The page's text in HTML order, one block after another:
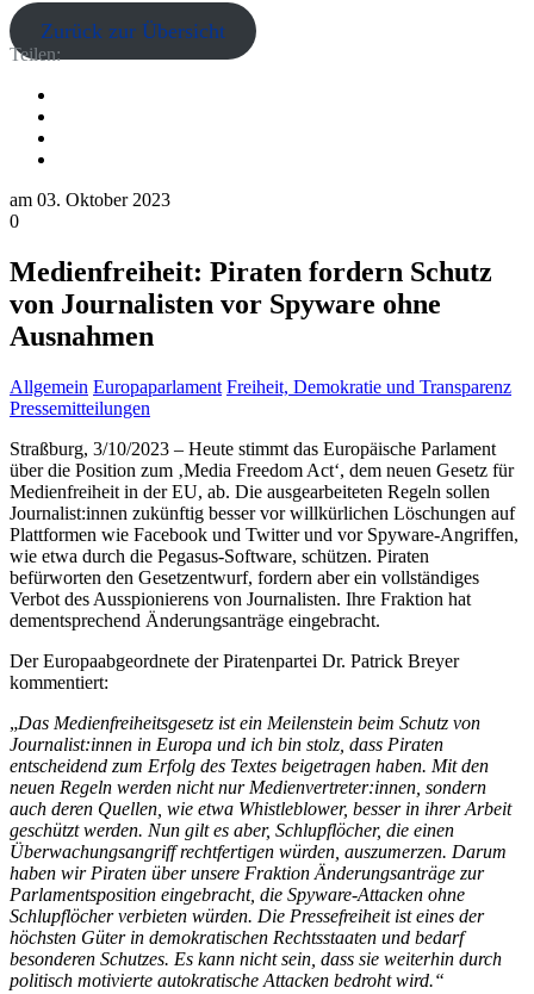
Zurück zur Übersicht
Teilen:
am 03. Oktober 2023
0
Medienfreiheit: Piraten fordern Schutz
von Journalisten vor Spyware ohne
Ausnahmen
Allgemein Europaparlament Freiheit, Demokratie und Transparenz
Pressemitteilungen
Straßburg, 3/10/2023 – Heute stimmt das Europäische Parlament
über die Position zum ‚Media Freedom Act‘, dem neuen Gesetz für
Medienfreiheit in der EU, ab. Die ausgearbeiteten Regeln sollen
Journalist:innen zukünftig besser vor willkürlichen Löschungen auf
Plattformen wie Facebook und Twitter und vor Spyware-Angriffen,
wie etwa durch die Pegasus-Software, schützen. Piraten
befürworten den Gesetzentwurf, fordern aber ein vollständiges
Verbot des Ausspionierens von Journalisten. Ihre Fraktion hat
dementsprechend Änderungsanträge eingebracht.
Der Europaabgeordnete der Piratenpartei Dr. Patrick Breyer
kommentiert:
„Das Medienfreiheitsgesetz ist ein Meilenstein beim Schutz von
Journalist:innen in Europa und ich bin stolz, dass Piraten
entscheidend zum Erfolg des Textes beigetragen haben. Mit den
neuen Regeln werden nicht nur Medienvertreter:innen, sondern
auch deren Quellen, wie etwa Whistleblower, besser in ihrer Arbeit
geschützt werden. Nun gilt es aber, Schlupflöcher, die einen
Überwachungsangriff rechtfertigen würden, auszumerzen. Darum
haben wir Piraten über unsere Fraktion Änderungsanträge zur
Parlamentsposition eingebracht, die Spyware-Attacken ohne
Schlupflöcher verbieten würden. Die Pressefreiheit ist eines der
höchsten Güter in demokratischen Rechtsstaaten und bedarf
besonderen Schutzes. Es kann nicht sein, dass sie weiterhin durch
politisch motivierte autokratische Attacken bedroht wird.“